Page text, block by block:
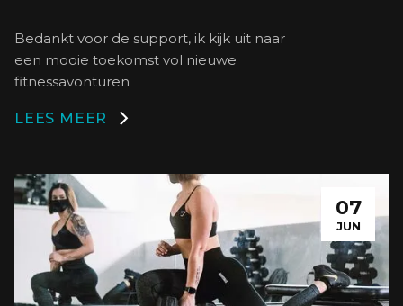
Bedankt voor de support, ik kijk uit naar
een mooie toekomst vol nieuwe
fitnessavonturen
LEES MEER 
07
JUN